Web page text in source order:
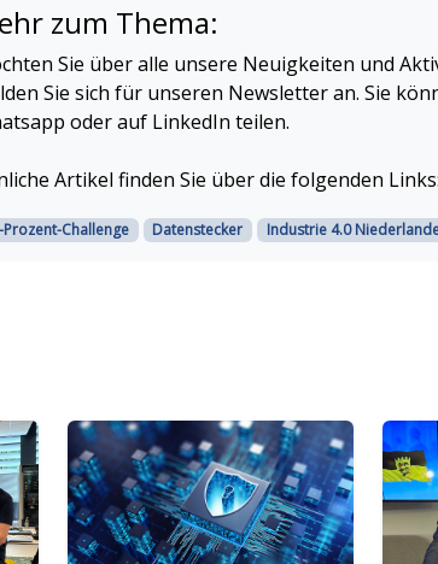
zum Thema:
Sie über alle unsere Neuigkeiten und
Sie sich für unseren Newsletter an. Sie
oder auf LinkedIn teilen.
Artikel finden Sie über die folgenden Links:
Prozent-Challenge Datenstecker Industrie 4.0